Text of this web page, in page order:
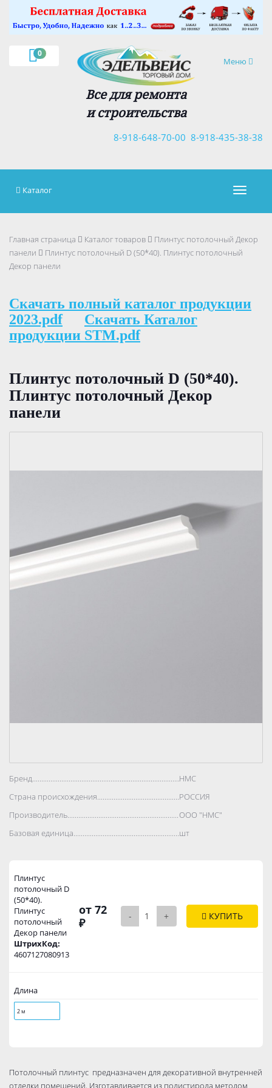
0
Навигация
Меню
Все для ремонта
и строительства
8-918-435-38-38
8-918-648-70-00
×
Каталог
Главная страница Каталог товаров
Плинтус потолочный Декор
панели
Плинтус потолочный D (50*40). Плинтус потолочный
Декор панели
Скачать полный каталог продукции
2023.pdf
Скачать Каталог
продукции STM.pdf
Плинтус потолочный D (50*40).
Плинтус потолочный Декор
панели
Бренд..................................................................................НМС
Страна происхождения..................................................................................
РОССИЯ
Производитель..................................................................................
ООО "НМС"
Базовая единица..................................................................................
шт
Плинтус
потолочный D
(50*40).
Плинтус
потолочный
Декор панели
ШтрихКод:
4607127080913
от 72
₽
- + КУПИТЬ
Длина
2 м
Потолочный плинтус предназначен для декоративной внутренней
отделки помещений. Изготавливается из полистирола методом